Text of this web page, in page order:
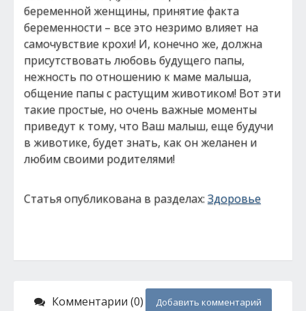
беременной женщины, принятие факта
беременности – все это незримо влияет на
самочувствие крохи! И, конечно же, должна
присутствовать любовь будущего папы,
нежность по отношению к маме малыша,
общение папы с растущим животиком! Вот эти
такие простые, но очень важные моменты
приведут к тому, что Ваш малыш, еще будучи
в животике, будет знать, как он желанен и
любим своими родителями!
Статья опубликована в разделах: Здоровье
Комментарии (0) Добавить комментарий